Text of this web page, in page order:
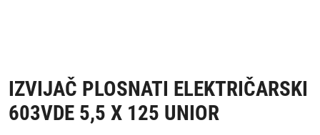
IZVIJAČ PLOSNATI ELEKTRIČARSKI
603VDE 5,5 X 125 UNIOR